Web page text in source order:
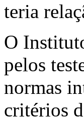
teria
O
pelos
normas
critérios